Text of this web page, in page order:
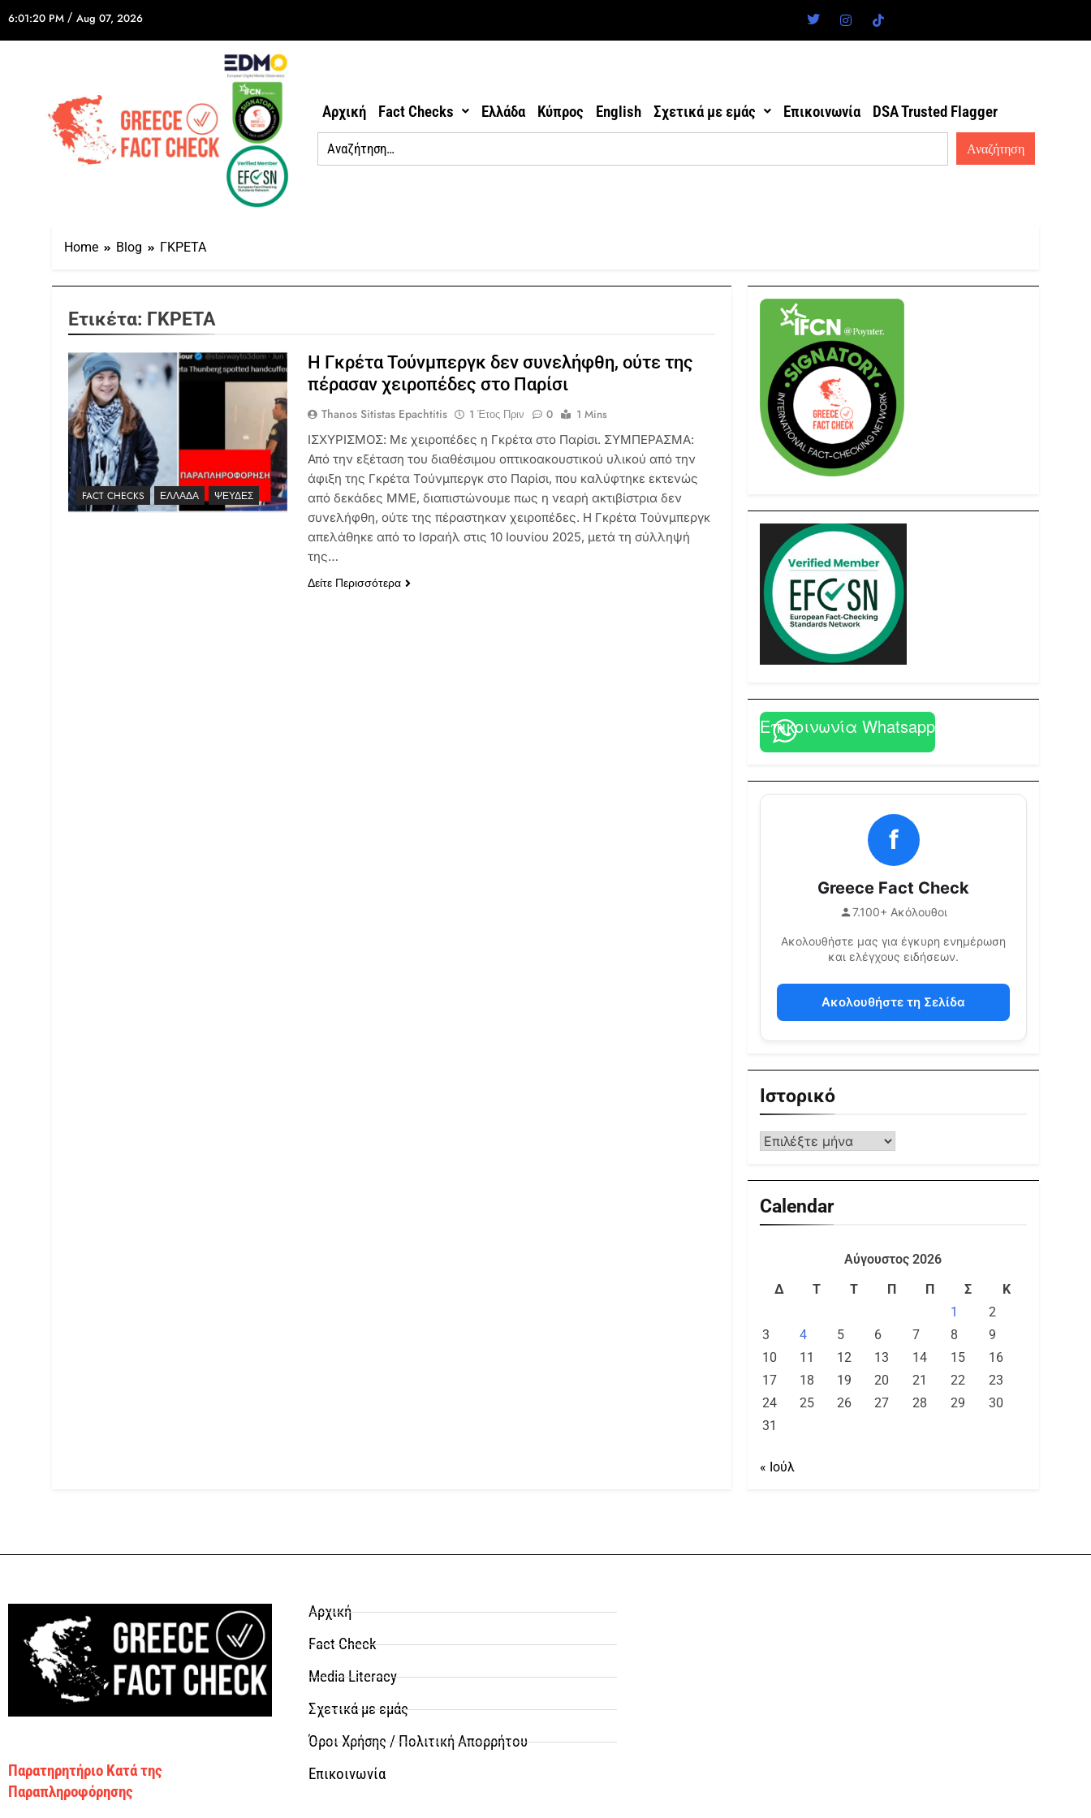
6:01:20 PM / Aug 07, 2026
Αρχική Fact Checks Ελλάδα Κύπρος English Σχετικά με εμάς Επικοινωνία DSA Trusted Flagger
Home Blog ΓΚΡΕΤΑ
Ετικέτα: ΓΚΡΕΤΑ
FACT CHECKS ΕΛΛΆΔΑ ΨΕΥΔΈΣ
Η Γκρέτα Τούνμπεργκ δεν συνελήφθη, ούτε της
πέρασαν χειροπέδες στο Παρίσι
Thanos Sitistas Epachtitis 1 Έτος Πριν 0
1 Mins
ΙΣΧΥΡΙΣΜΟΣ: Με χειροπέδες η Γκρέτα στο Παρίσι. ΣΥΜΠΕΡΑΣΜΑ:
Από την εξέταση του διαθέσιμου οπτικοακουστικού υλικού από την
άφιξη της Γκρέτα Τούνμπεργκ στο Παρίσι, που καλύφτηκε εκτενώς
από δεκάδες ΜΜΕ, διαπιστώνουμε πως η νεαρή ακτιβίστρια δεν
συνελήφθη, ούτε της πέραστηκαν χειροπέδες. Η Γκρέτα Τούνμπεργκ
απελάθηκε από το Ισραήλ στις 10 Ιουνίου 2025, μετά τη σύλληψή
της…
Δείτε Περισσότερα
Επικοινωνία Whatsapp
f
Greece Fact Check
7.100+ Ακόλουθοι
Ακολουθήστε μας για έγκυρη ενημέρωση
και ελέγχους ειδήσεων.
Ακολουθήστε τη Σελίδα
Ιστορικό
Calendar
Αύγουστος 2026
Δ
Τ Τ Π Π Σ
Κ
1
2
3
4 5 6 7 8
9
10
11 12 13 14 15
16
17
18 19 20 21 22
23
24
25 26 27 28 29
30
31
« Ιούλ
Παρατηρητήριο Κατά της
Παραπληροφόρησης
Αρχική
Fact Check
Media Literacy
Σχετικά με εμάς
Όροι Χρήσης / Πολιτική Απορρήτου
Επικοινωνία